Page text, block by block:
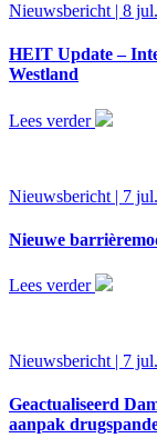
Nieuwsbericht | 8
HEIT Update –
Westland
Lees verder
Nieuwsbericht | 7
Nieuwe
Lees verder
Nieuwsbericht | 7
Geactualiseerd
aanpak